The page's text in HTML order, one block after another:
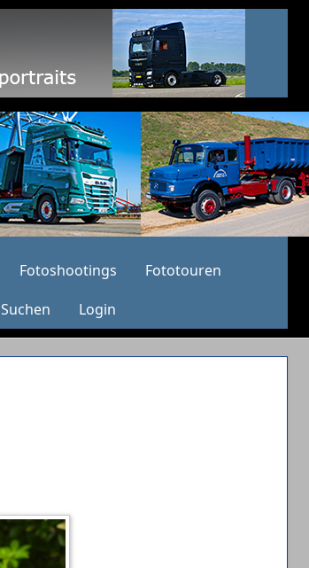
Fotoshootings
Fototouren
Suchen Login